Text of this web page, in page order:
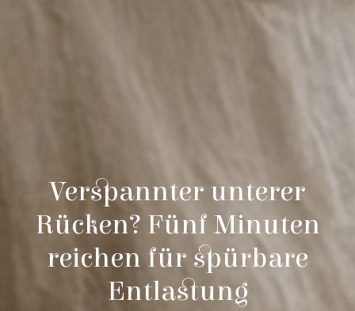
Verspannter unterer
Rücken? Fünf Minuten
reichen für spürbare
Entlastung